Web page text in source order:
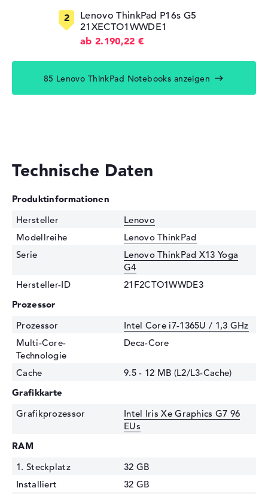
Lenovo ThinkPad P16s G5
21XECTO1WWDE1
ab 2.190,22 €
85 Lenovo ThinkPad Notebooks anzeigen
Technische Daten
Produktinformationen
Hersteller
Lenovo
Modellreihe
Lenovo ThinkPad
Serie
Lenovo ThinkPad X13 Yoga
G4
Hersteller-ID
21F2CTO1WWDE3
Prozessor
Prozessor
Intel Core i7-1365U / 1,3 GHz
Multi-Core-
Technologie
Deca-Core
Cache
9.5 - 12 MB (L2/L3-Cache)
Grafikkarte
Grafikprozessor
Intel Iris Xe Graphics G7 96
EUs
RAM
1. Steckplatz
32 GB
Installiert
32 GB